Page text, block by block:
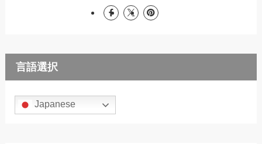
言語選択
Japanese